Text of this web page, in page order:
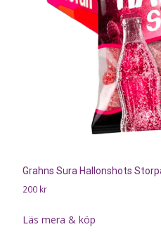
Grahns Sura Hallonshots
200 kr
Läs mera & köp